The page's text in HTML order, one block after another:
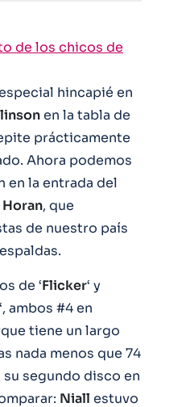
de los chicos de
hincapié en
en la tabla de
prácticamente
Ahora podemos
en la entrada del
Horan, que
de nuestro país
de ‘Flicker‘ y
‘, ambos #4 en
tiene un largo
nada menos que 74
segundo disco en
Niall estuvo